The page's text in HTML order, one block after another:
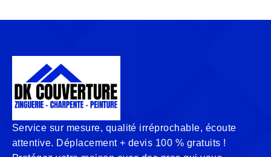
Service sur mesure, qualité irréprochable, écoute
attentive. Déplacement + devis 100 % gratuits !